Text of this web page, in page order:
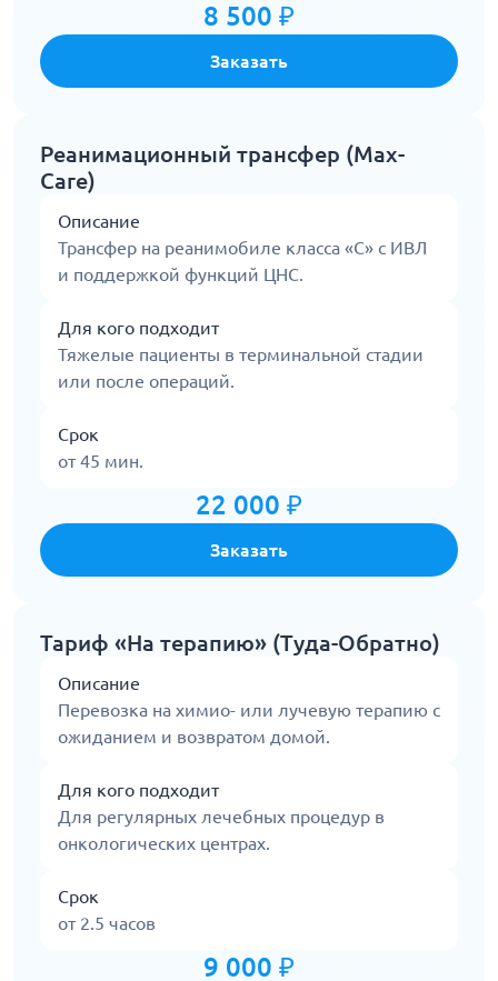
8 500 ₽
Заказать
Реанимационный трансфер (Max-
Care)
Описание
Трансфер на реанимобиле класса «С» с ИВЛ
и поддержкой функций ЦНС.
Для кого подходит
Тяжелые пациенты в терминальной стадии
или после операций.
Срок
от 45 мин.
22 000 ₽
Заказать
Тариф «На терапию» (Туда-Обратно)
Описание
Перевозка на химио- или лучевую терапию с
ожиданием и возвратом домой.
Для кого подходит
Для регулярных лечебных процедур в
онкологических центрах.
Срок
от 2.5 часов
9 000 ₽